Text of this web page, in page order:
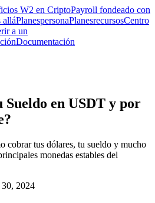
W2 en CriptoPayroll fondeado con
alláPlanespersonaPlanesrecursosCentro
a un
Documentación
en USDT y por
cobrar tus dólares, tu sueldo y mucho
monedas estables del
2024